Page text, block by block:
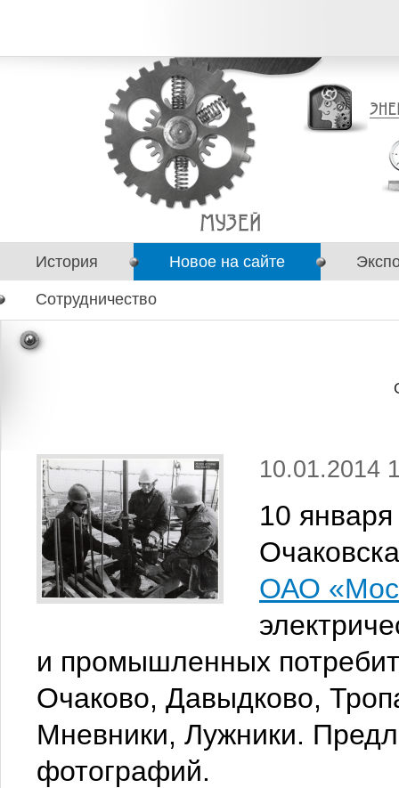
История Новое на сайте
Сотрудничество
10.01.2014
10
ОАО
и промышленных
Очаково, Давыдково,
Мневники, Лужники.
фотографий.